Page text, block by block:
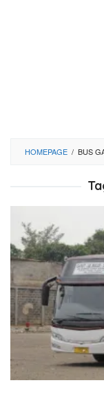
HOMEPAGE / BUS